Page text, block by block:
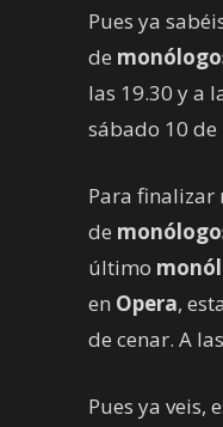
Pues ya
de
las 19.30 y a
sábado 10 de
Para finalizar
de
último
en Opera,
de cenar. A
Pues ya veis,